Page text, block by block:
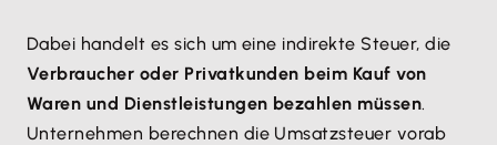
Dabei handelt es sich um eine indirekte Steuer, die
Verbraucher oder Privatkunden beim Kauf von
Waren und Dienstleistungen bezahlen müssen.
Unternehmen berechnen die Umsatzsteuer vorab